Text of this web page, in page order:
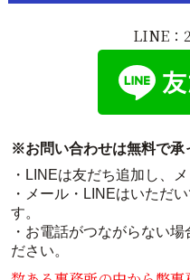
LINE：
※お問い合わせは無料で承
・LINEは友だち追加し、
・メール・LINEはいただ
す。
・お電話がつながらない
ださい。